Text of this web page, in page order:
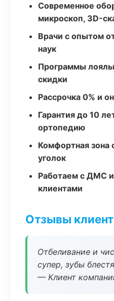
Современное
микроскоп, 3D-
Врачи с опытом
наук
Программы
скидки
Рассрочка 0% и
Гарантия до 10
ортопедию
Комфортная зона
уголок
Работаем с ДМС
клиентами
Отзывы
Отбеливание и
супер, зубы
— Клиент